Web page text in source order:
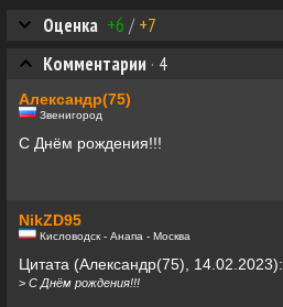
Оценка +6 /+7
Комментарии · 4
Александр(75)
Звенигород
С Днём рождения!!!
NikZD95
Кисловодск - Анапа - Москва
Цитата (Александр(75), 14.02.2023):
> С Днём рождения!!!